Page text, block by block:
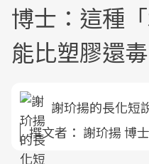
博士：這種
能比塑膠還毒
謝玠揚的長化短
撰文者： 謝玠揚 博士